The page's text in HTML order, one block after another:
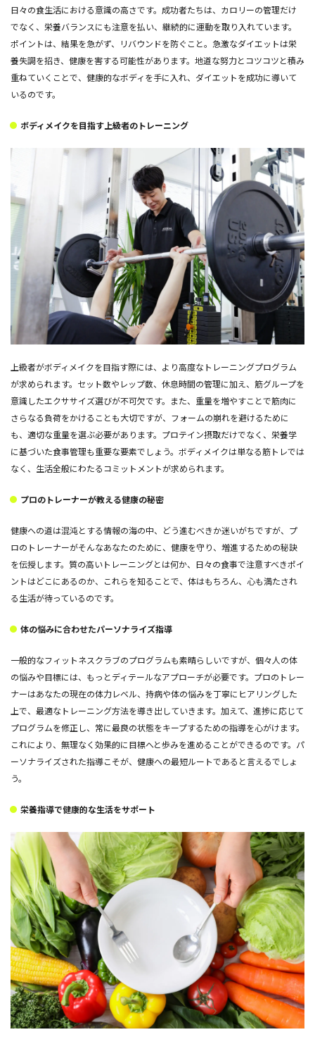
日々の食生活における意識の高さです。成功者たちは、カロリーの管理だけ
でなく、栄養バランスにも注意を払い、継続的に運動を取り入れています。
ポイントは、結果を急がず、リバウンドを防ぐこと。急激なダイエットは栄
養失調を招き、健康を害する可能性があります。地道な努力とコツコツと積み
重ねていくことで、健康的なボディを手に入れ、ダイエットを成功に導いて
いるのです。
ボディメイクを目指す上級者のトレーニング
上級者がボディメイクを目指す際には、より高度なトレーニングプログラム
が求められます。セット数やレップ数、休息時間の管理に加え、筋グループを
意識したエクササイズ選びが不可欠です。また、重量を増やすことで筋肉に
さらなる負荷をかけることも大切ですが、フォームの崩れを避けるために
も、適切な重量を選ぶ必要があります。プロテイン摂取だけでなく、栄養学
に基づいた食事管理も重要な要素でしょう。ボディメイクは単なる筋トレでは
なく、生活全般にわたるコミットメントが求められます。
プロのトレーナーが教える健康の秘密
健康への道は混沌とする情報の海の中、どう進むべきか迷いがちですが、プ
ロのトレーナーがそんなあなたのために、健康を守り、増進するための秘訣
を伝授します。質の高いトレーニングとは何か、日々の食事で注意すべきポイ
ントはどこにあるのか、これらを知ることで、体はもちろん、心も満たされ
る生活が待っているのです。
体の悩みに合わせたパーソナライズ指導
一般的なフィットネスクラブのプログラムも素晴らしいですが、個々人の体
の悩みや目標には、もっとディテールなアプローチが必要です。プロのトレー
ナーはあなたの現在の体力レベル、持病や体の悩みを丁寧にヒアリングした
上で、最適なトレーニング方法を導き出していきます。加えて、進捗に応じて
プログラムを修正し、常に最良の状態をキープするための指導を心がけます。
これにより、無理なく効果的に目標へと歩みを進めることができるのです。パ
ーソナライズされた指導こそが、健康への最短ルートであると言えるでしょ
う。
栄養指導で健康的な生活をサポート